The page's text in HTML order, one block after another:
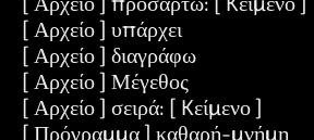
[ Αρχείο ] υπάρχει
[ Αρχείο ] διαγράφω
[ Αρχείο ] Μέγεθος
[ Αρχείο ] σειρά: [ Kείμενο ]
[ Πρόγραμμα ] καθαρή-μνήμη